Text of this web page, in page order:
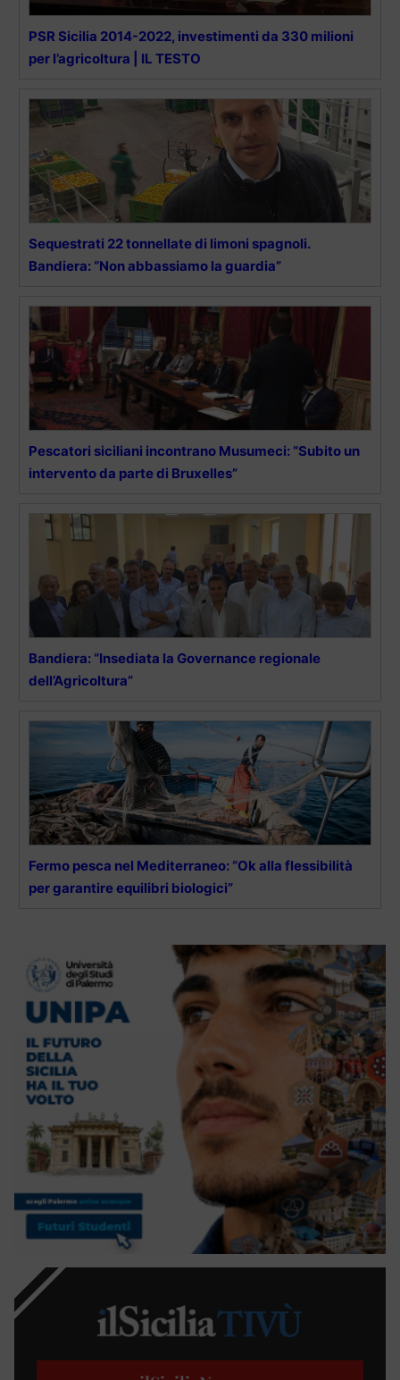
PSR Sicilia 2014-2022, investimenti da 330 milioni
per l’agricoltura | IL TESTO
Sequestrati 22 tonnellate di limoni spagnoli.
Bandiera: “Non abbassiamo la guardia”
Pescatori siciliani incontrano Musumeci: “Subito un
intervento da parte di Bruxelles”
Bandiera: “Insediata la Governance regionale
dell’Agricoltura”
Fermo pesca nel Mediterraneo: “Ok alla flessibilità
per garantire equilibri biologici”